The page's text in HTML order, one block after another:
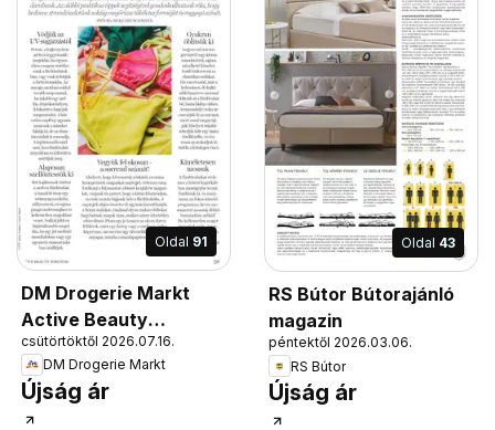
Oldal 91
DM Drogerie Markt
Active Beauty
2026/07-08
csütörtöktől 2026.07.16.
DM Drogerie Markt
Újság ár
Oldal 43
RS Bútor Bútorajánló
magazin
péntektől 2026.03.06.
RS Bútor
Újság ár